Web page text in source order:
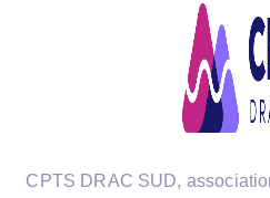
CPTS DRAC SUD,